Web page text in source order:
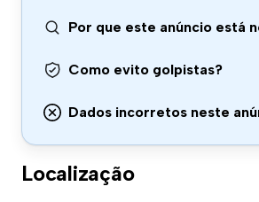
Por que este anúncio está
Como evito golpistas?
Dados incorretos neste
Localização